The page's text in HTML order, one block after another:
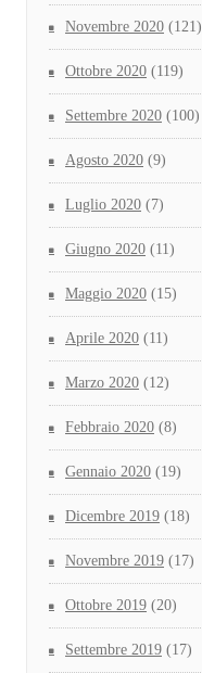
Novembre 2020 (121)
Ottobre 2020 (119)
Settembre 2020 (100)
Agosto 2020 (9)
Luglio 2020 (7)
Giugno 2020 (11)
Maggio 2020 (15)
Aprile 2020 (11)
Marzo 2020 (12)
Febbraio 2020 (8)
Gennaio 2020 (19)
Dicembre 2019 (18)
Novembre 2019 (17)
Ottobre 2019 (20)
Settembre 2019 (17)